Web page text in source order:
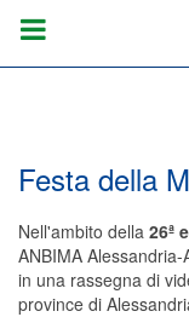
Festa della
Nell'ambito della 26ª
ANBIMA
in una rassegna di
province di